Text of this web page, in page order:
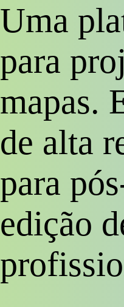
Uma
para
mapas.
de alta
para
edição